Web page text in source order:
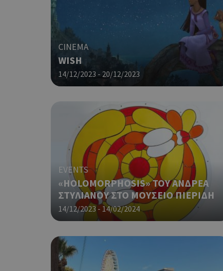
CINEMA
WISH
14/12/2023 - 20/12/2023
EVENTS
«HOLOMORPHOSIS» ΤΟΥ ΑΝΔΡΕΑ
ΣΤΥΛΙΑΝΟΥ ΣΤΟ ΜΟΥΣΕΙΟ ΠΙΕΡΙΔΗ
14/12/2023 - 14/02/2024
PHPSESSID
takeOverCookie
LangCookie